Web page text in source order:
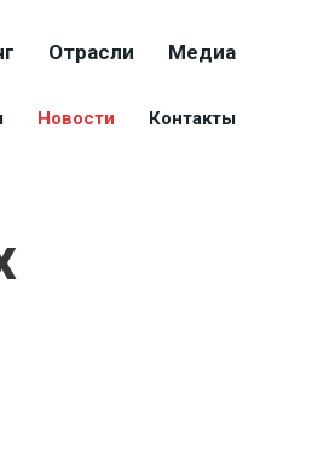
Отрасли Медиа
Новости Контакты